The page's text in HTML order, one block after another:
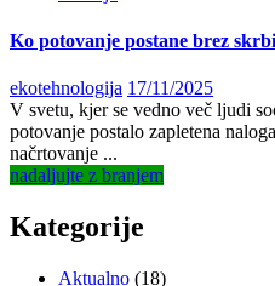
Ko potovanje postane brez skrbi
ekotehnologija Posted
on
17/11/2025
V svetu, kjer se vedno več ljudi
potovanje postalo zapletena
načrtovanje ...
nadaljujte z branjem
Kategorije
Aktualno (18)